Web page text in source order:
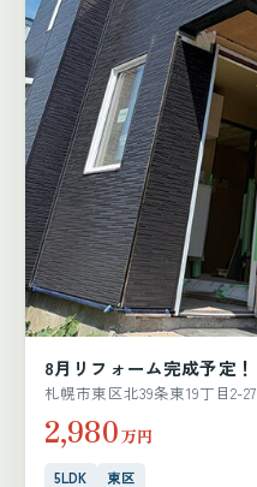
8月リフォーム完成予定！
札幌市東区北39条東19丁目2-27
2,980万円
5LDK 東区